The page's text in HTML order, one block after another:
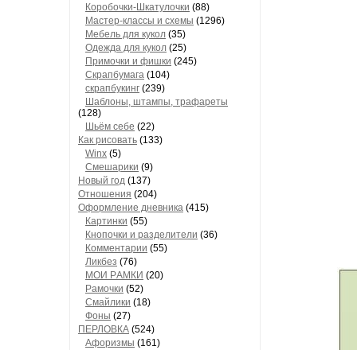
Коробочки-Шкатулочки (88)
Мастер-классы и схемы (1296)
Мебель для кукол (35)
Одеждa для кукол (25)
Примочки и фишки (245)
Скрaпбумaгa (104)
скрапбукинг (239)
Шaблоны, штaмпы, трaфaреты
(128)
Шьём себе (22)
Как рисовать (133)
Winx (5)
Смешарики (9)
Новый год (137)
Отношения (204)
Оформление дневника (415)
Кaртинки (55)
Кнопочки и рaзделители (36)
Комментaрии (55)
Ликбез (76)
МОИ РAМКИ (20)
Рaмочки (52)
Смaйлики (18)
Фоны (27)
ПЕРЛОВКА (524)
Aфоризмы (161)